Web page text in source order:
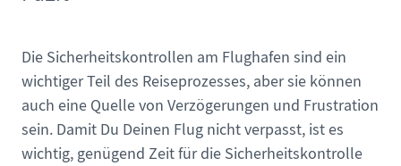
Die Sicherheitskontrollen am Flughafen sind ein
wichtiger Teil des Reiseprozesses, aber sie können
auch eine Quelle von Verzögerungen und Frustration
sein. Damit Du Deinen Flug nicht verpasst, ist es
wichtig, genügend Zeit für die Sicherheitskontrolle